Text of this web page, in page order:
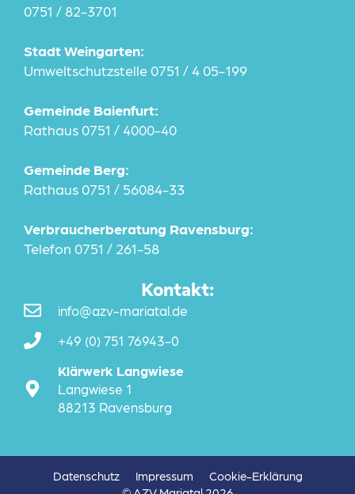
0751 / 82-3701
Stadt Weingarten:
Umweltschutzstelle 0751 / 4 05-199
Gemeinde Baienfurt:
Rathaus 0751 / 4000-40
Gemeinde Berg:
Rathaus 0751 / 56084-33
Verbraucherberatung Ravensburg:
Telefon 0751 / 261-58
Kontakt:
info@azv-mariatal.de
+49 (0) 751 76943-0
Klärwerk Langwiese
Langwiese 1
88213 Ravensburg
Datenschutz Impressum Cookie-Erklärung